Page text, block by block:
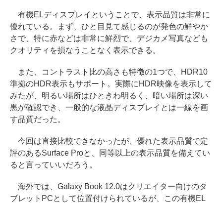
有機ELディスプレイということで、表示品質は非常に
優れている。まず、ひと目見て感じるのが発色の鮮やか
さで、特に赤などは非常に鮮烈で、デジカメ写真なども
クオリティを損なうことなく表示できる。
また、コントラスト比の高さも特徴の1つで、HDR10
準拠のHDR表示もサポート。実際にHDR映像を表示して
みたが、明るい場所はひときわ明るく、暗い場所は深い
黒が確認でき、一般的な液晶ディスプレイとは一線を画
す品質だった。
今回は直接比較できなかったが、優れた表示品質で定
評のあるSurface Proと、同等以上の表示品質を備えてい
ると言っていいだろう。
海外では、Galaxy Book 12.0はクリエイター向けのタ
ブレットPCとして位置付けられているが、この有機EL